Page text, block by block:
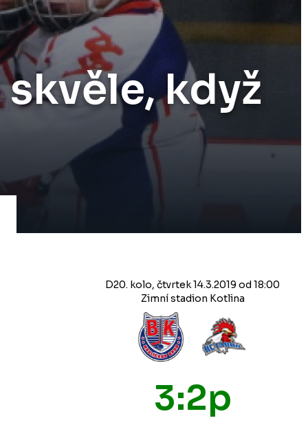
když
D20. kolo, čtvrtek 14.3.2019 od 18:00
Zimní stadion Kotlina
3:2p